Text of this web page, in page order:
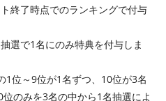
終了時点でのランキングで付与
選で1名にのみ特典を付与しま
位～9位が1名ずつ、10位が3名
のみを3名の中から1名抽選によ